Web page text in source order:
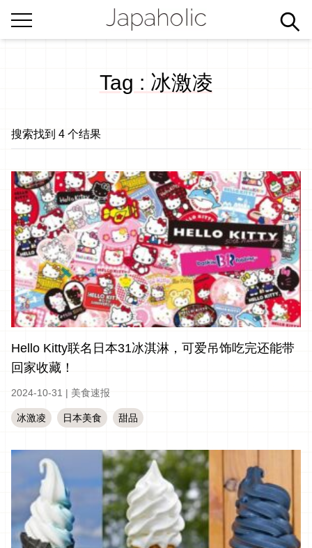
Tag : 冰激凌
搜索找到 4 个结果
Hello Kitty联名日本31冰淇淋，可爱吊饰吃完还能带
回家收藏！
2024-10-31 | 美食速报
冰激凌 日本美食 甜品